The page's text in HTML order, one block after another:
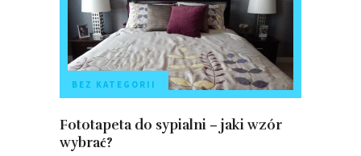
BEZ KATEGORII
Fototapeta do sypialni – jaki wzór
wybrać?